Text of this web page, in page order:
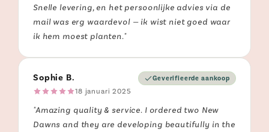
Snelle levering, en het persoonlijke advies via de
mail was erg waardevol — ik wist niet goed waar
ik hem moest planten."
Sophie B.
18 januari 2025
Geverifieerde aankoop
"Amazing quality & service. I ordered two New
Dawns and they are developing beautifully in the